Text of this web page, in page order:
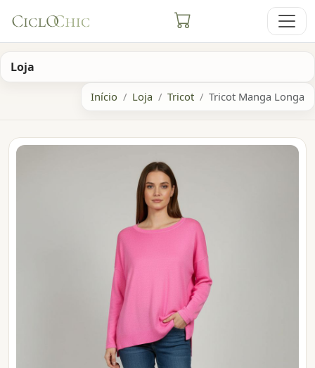
Loja
Início Loja Tricot Tricot Manga Longa